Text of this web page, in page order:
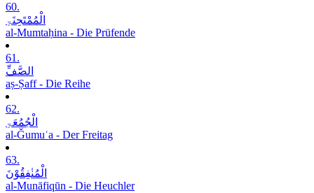
60.
الْمُمْتَحِنَۃِ
al-Mumtaḥina - Die Prüfende
61.
الصَّفِّ
aṣ-Ṣaff - Die Reihe
62.
الْجُمُعَۃِ
al-Ǧumuʿa - Der Freitag
63.
الْمُنٰفِقُوْنَ
al-Munāfiqūn - Die Heuchler